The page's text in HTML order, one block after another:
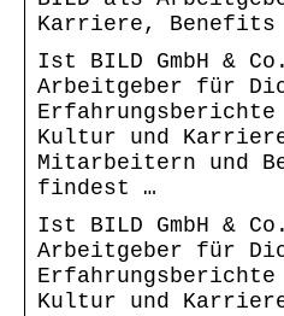
Karriere, Benefits
Ist BILD GmbH &
Arbeitgeber für
Kultur und
Mitarbeitern und
findest …
Ist BILD GmbH &
Arbeitgeber für
Kultur und